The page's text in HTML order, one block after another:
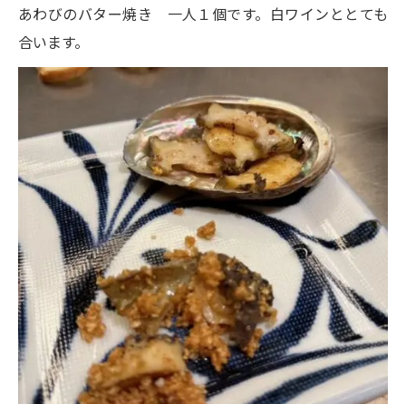
あわびのバター焼き 一人１個です。白ワインととても
合います。